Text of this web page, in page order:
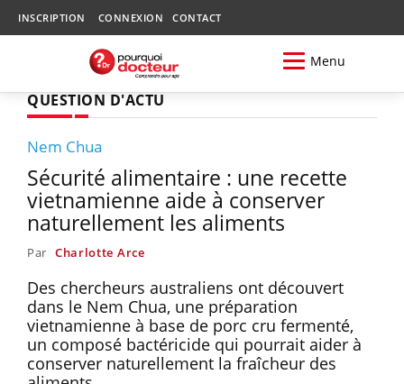
INSCRIPTION CONNEXION CONTACT
Menu
QUESTION D'ACTU
Nem Chua
Sécurité alimentaire : une recette
vietnamienne aide à conserver
naturellement les aliments
Par Charlotte Arce
Des chercheurs australiens ont découvert
dans le Nem Chua, une préparation
vietnamienne à base de porc cru fermenté,
un composé bactéricide qui pourrait aider à
conserver naturellement la fraîcheur des